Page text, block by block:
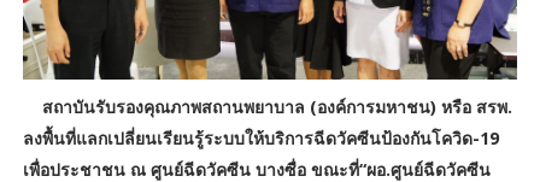
สถาบันรับรองคุณภาพสถานพยาบาล (องค์การมหาชน) หรือ สรพ.
ลงพื้นที่แลกเปลี่ยนเรียนรู้ระบบให้บริการฉีดวัคซีนป้องกันโควิด-19
เพื่อประชาชน ณ ศูนย์ฉีดวัคซีน บางซื่อ ขณะที่“ผอ.ศูนย์ฉีดวัคซีน